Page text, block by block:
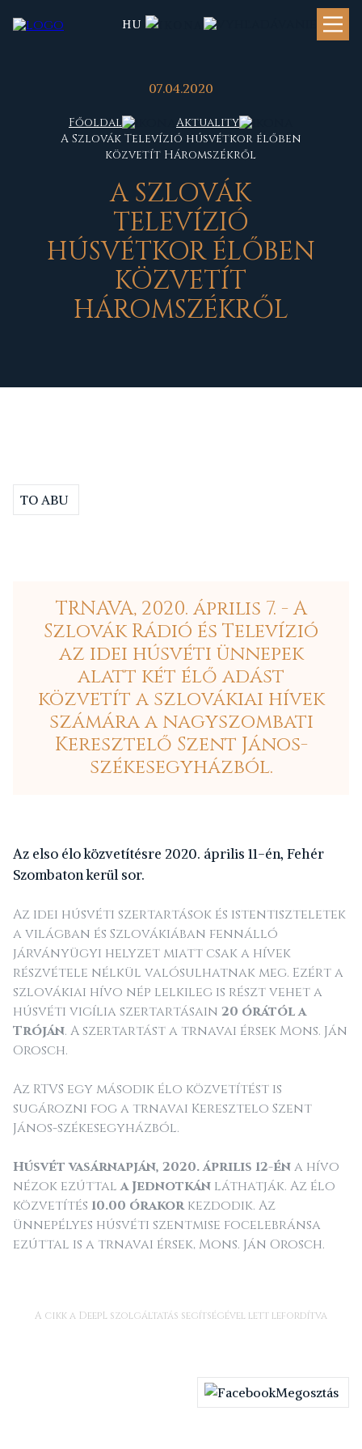
HU
07.04.2020
Főoldal
Aktuality
A Szlovák Televízió húsvétkor élőben
közvetít Háromszékről
ASZLOVÁK
TELEVÍZIÓ
HÚSVÉTKOR ÉLŐBEN
KÖZVETÍT
HÁROMSZÉKRŐL
TO ABU
TRNAVA, 2020. április 7. - A
Szlovák Rádió és Televízió
az idei húsvéti ünnepek
alatt két élő adást
közvetít a szlovákiai hívek
számára a nagyszombati
Keresztelő Szent János-
székesegyházból.
Az elso élo közvetítésre 2020. április 11-én, Fehér
Szombaton kerül sor.
Az idei húsvéti szertartások és istentiszteletek
a világban és Szlovákiában fennálló
járványügyi helyzet miatt csak a hívek
részvétele nélkül valósulhatnak meg. Ezért a
szlovákiai hívo nép lelkileg is részt vehet a
húsvéti vigília szertartásain 20 órától a
Tróján. A szertartást a trnavai érsek Mons. Ján
Orosch.
Az RTVS egy második élo közvetítést is
sugározni fog a trnavai Keresztelo Szent
János-székesegyházból.
Húsvét vasárnapján, 2020. április 12-éna hívo
nézok ezúttala Jednotkán láthatják. Az élo
közvetítés 10.00 órakorkezdodik. Az
ünnepélyes húsvéti szentmise focelebránsa
ezúttal is a trnavai érsek, Mons. Ján Orosch.
A cikk a DeepL szolgáltatás segítségével lett lefordítva
Megosztás